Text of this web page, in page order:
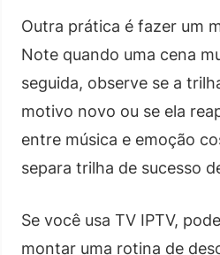
Outra prática é fazer um
Note quando uma cena
seguida, observe se a
motivo novo ou se ela
entre música e emoção
separa trilha de sucesso
Se você usa TV IPTV,
montar uma rotina de